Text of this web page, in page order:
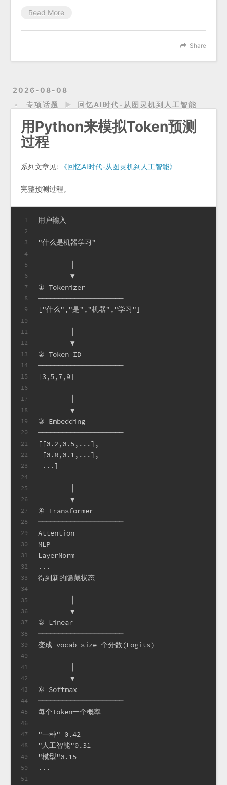
Read More
Share
2026-08-08
专项话题
► 回忆AI时代-从图灵机到人工智能
用Python来模拟Token预测
过程
系列文章见: 《回忆AI时代-从图灵机到人工智能》
完整预测过程。
1
2
3
4
5
6
7
8
9
10
11
12
13
14
15
16
17
18
19
20
21
22
23
24
25
26
27
28
29
30
31
32
33
34
35
36
37
38
39
40
41
42
43
44
45
46
47
48
49
50
51
用户输入
"什么是机器学习"
        ▼
① Tokenizer
─────────────────────
["什么","是","机器","学习"]
        ▼
② Token ID
─────────────────────
[3,5,7,9]
        ▼
③ Embedding
─────────────────────
[[0.2,0.5,...],
[0.8,0.1,...],
...]
        ▼
④ Transformer
─────────────────────
Attention
MLP
LayerNorm
...
得到新的隐藏状态
        ▼
⑤ Linear
─────────────────────
变成 vocab_size 个分数(Logits)
        ▼
⑥ Softmax
─────────────────────
每个Token一个概率
"一种" 0.42
"人工智能"0.31
"模型"0.15
...